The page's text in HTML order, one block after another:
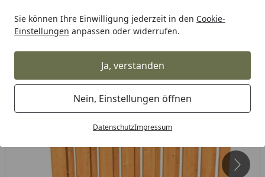
Sie können Ihre Einwilligung jederzeit in den Cookie-
Einstellungen anpassen oder widerrufen.
Ja, verstanden
Nein, Einstellungen öffnen
DatenschutzImpressum
Startseite
Alles für den Garten Gartenhaus Pavillons & Lauben
Skan Holz Brüstung Deckelschalung
zu Pavillon Lyon